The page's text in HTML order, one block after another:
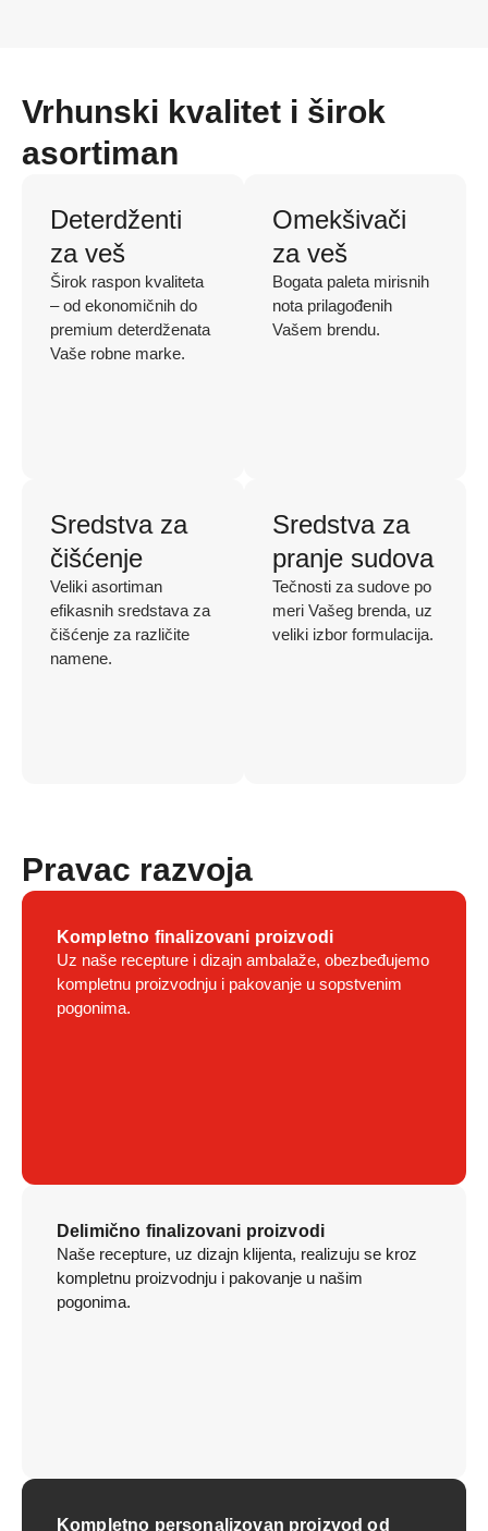
Vrhunski kvalitet i širok
asortiman
Deterdženti
za veš
Širok raspon kvaliteta
– od ekonomičnih do
premium deterdženata
Vaše robne marke.
Sredstva za
čišćenje
Veliki asortiman
efikasnih sredstava za
čišćenje za različite
namene.
Omekšivači
za veš
Bogata paleta mirisnih
nota prilagođenih
Vašem brendu.
Sredstva za
pranje sudova
Tečnosti za sudove po
meri Vašeg brenda, uz
veliki izbor formulacija.
Pravac razvoja
Kompletno finalizovani proizvodi
Uz naše recepture i dizajn ambalaže, obezbeđujemo
kompletnu proizvodnju i pakovanje u sopstvenim
pogonima.
Delimično finalizovani proizvodi
Naše recepture, uz dizajn klijenta, realizuju se kroz
kompletnu proizvodnju i pakovanje u našim
pogonima.
Kompletno personalizovan proizvod od